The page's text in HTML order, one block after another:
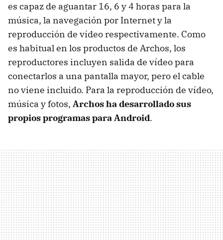
es capaz de aguantar 16, 6 y 4 horas para la
música, la navegación por Internet y la
reproducción de vídeo respectivamente. Como
es habitual en los productos de Archos, los
reproductores incluyen salida de vídeo para
conectarlos a una pantalla mayor, pero el cable
no viene incluido. Para la reproducción de vídeo,
música y fotos, Archos ha desarrollado sus
propios programas para Android.